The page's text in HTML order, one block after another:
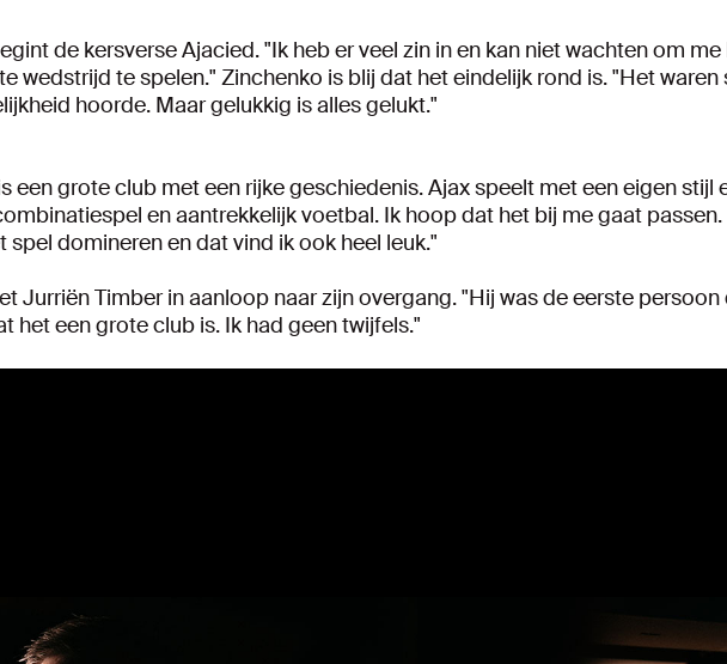
de kersverse Ajacied. "Ik heb er veel zin in en kan niet wachten om
wedstrijd te spelen." Zinchenko is blij dat het eindelijk rond is. "Het
hoorde. Maar gelukkig is alles gelukt."
een grote club met een rijke geschiedenis. Ajax speelt met een eigen
en aantrekkelijk voetbal. Ik hoop dat het bij me gaat
spel domineren en dat vind ik ook heel leuk."
Jurriën Timber in aanloop naar zijn overgang. "Hij was de eerste persoon
het een grote club is. Ik had geen twijfels."